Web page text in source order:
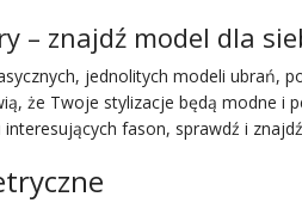
– znajdź model dla
jednolitych modeli ubrań,
że Twoje stylizacje będą modne i
fason, sprawdź i